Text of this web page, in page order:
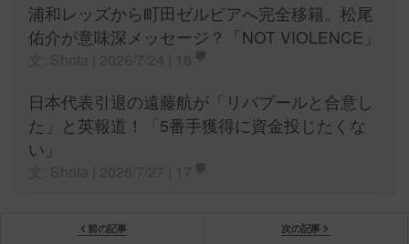
浦和レッズから町田ゼルビアへ完全移籍。松尾
佑介が意味深メッセージ？「NOT VIOLENCE」
日本代表引退の遠藤航が「リバプールと合意し
た」と英報道！「5番手獲得に資金投じたくな
い」
前の記事 次の記事